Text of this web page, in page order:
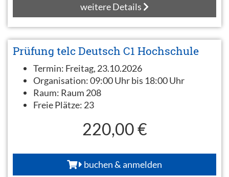
weitere Details
Prüfung telc Deutsch C1 Hochschule
Termin: Freitag, 23.10.2026
Organisation:09:00 Uhr bis 18:00 Uhr
Raum: Raum 208
Freie Plätze: 23
220,00 €
buchen & anmelden